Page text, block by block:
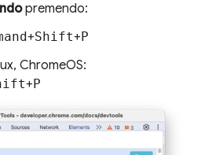
premendo:
+Shift+P
ChromeOS:
+P